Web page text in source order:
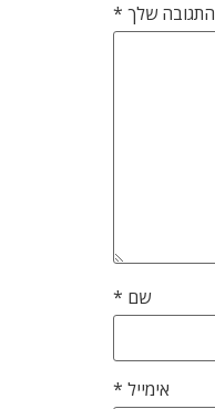
התגובה שלך *
שם *
אימייל *